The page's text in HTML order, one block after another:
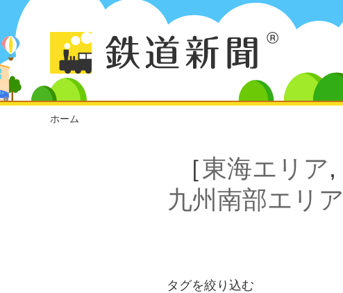
ホーム
［東海エリア,
九州南部エリア
タグを絞り込む